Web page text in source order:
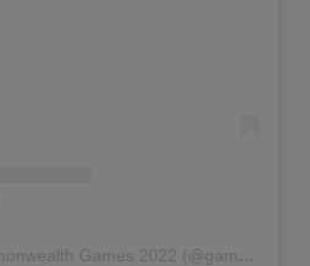
A post shared by Commonwealth Games 2022 (@gamescommonwealth)